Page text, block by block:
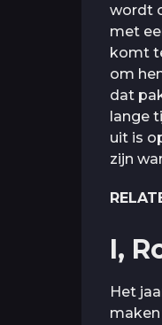
wordt
met
komt
om
dat
lange
uit is
zijn
I,
Het